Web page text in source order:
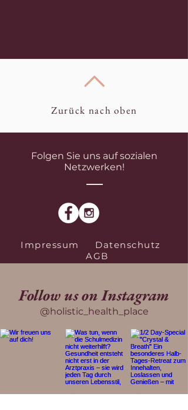
Zurück nach oben
Folgen Sie uns auf sozialen
Netzwerken!
Impressum
Datenschutz
AGB
Follow us on Instagram
@holistic_health_place